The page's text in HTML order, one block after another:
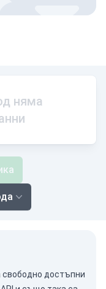
няма
свободно достъпни